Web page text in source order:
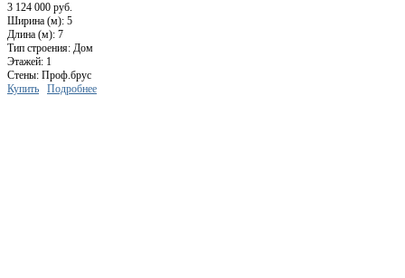
3 124 000 руб.
Ширина (м): 5
Длина (м): 7
Тип строения: Дом
Этажей: 1
Стены: Проф.брус
Купить
Подробнее